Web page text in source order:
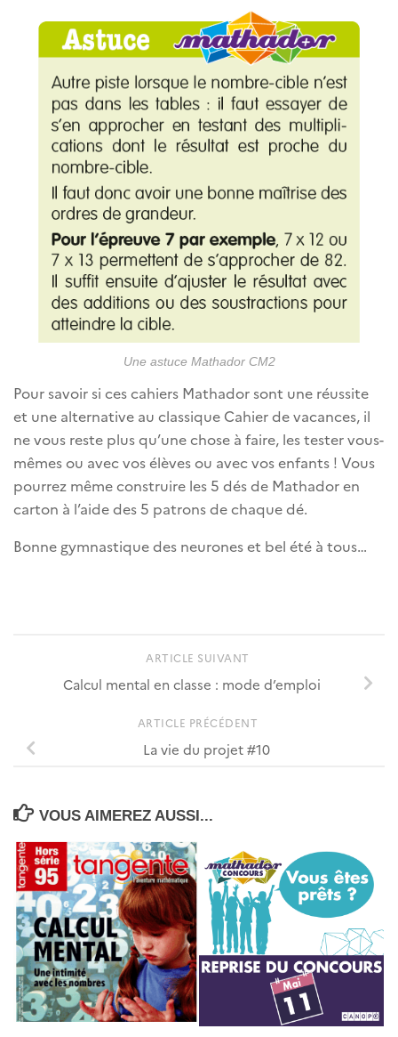
Une astuce Mathador CM2
Pour savoir si ces cahiers Mathador sont une réussite
et une alternative au classique Cahier de vacances, il
ne vous reste plus qu’une chose à faire, les tester vous-
mêmes ou avec vos élèves ou avec vos enfants ! Vous
pourrez même construire les 5 dés de Mathador en
carton à l’aide des 5 patrons de chaque dé.
Bonne gymnastique des neurones et bel été à tous…
ARTICLE SUIVANT
Calcul mental en classe : mode d’emploi
ARTICLE PRÉCÉDENT
La vie du projet #10
VOUS AIMEREZ AUSSI...